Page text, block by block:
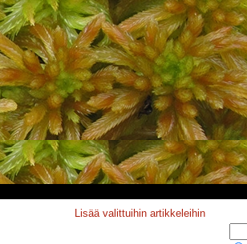
Lisää valittuihin artikkeleihin